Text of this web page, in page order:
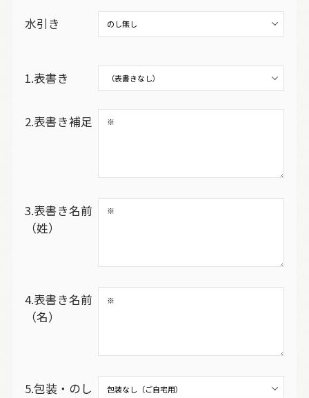
水引き
1.表書き
2.表書き補足
3.表書き名前
（姓）
4.表書き名前
（名）
5.包装・のし